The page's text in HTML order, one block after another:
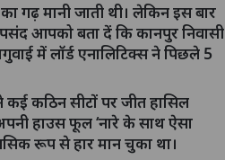
गढ़ मानी जाती थी। लेकिन इस बार
पसंद आपको बता दें कि कानपुर निवासी
में लॉर्ड एनालिटिक्स ने पिछले 5
कई कठिन सीटों पर जीत हासिल
हाउस फूल ‘नारे के साथ ऐसा
रूप से हार मान चुका था।